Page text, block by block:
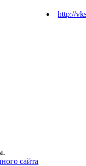
http://
сайта